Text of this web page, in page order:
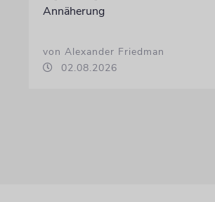
Annäherung
von Alexander Friedman
02.08.2026